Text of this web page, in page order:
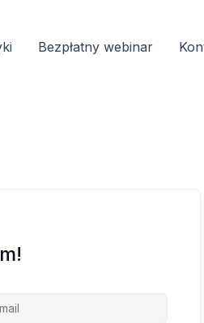
Bezpłatny webinar